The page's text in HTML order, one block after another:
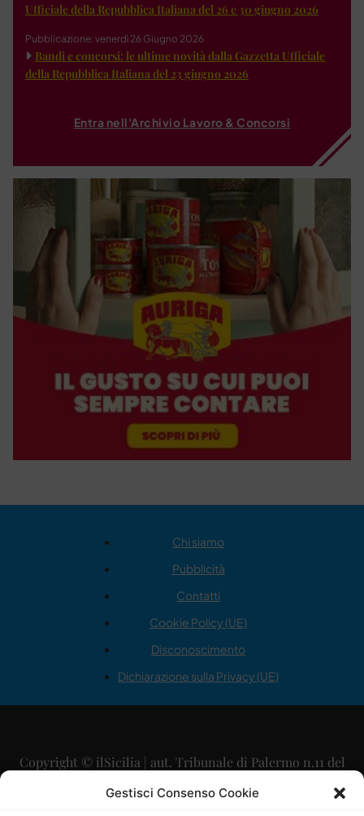
Gestisci Consenso Cookie
Ufficiale della Repubblica Italiana del 26 e 30 giugno 2026
Pubblicazione: venerdì 26 Giugno 2026
Bandi e concorsi: le ultime novità dalla Gazzetta Ufficiale
della Repubblica Italiana del 23 giugno 2026
Entra nell'Archivio Lavoro & Concorsi
Chi siamo
Pubblicità
Contatti
Cookie Policy (UE)
Disconoscimento
Dichiarazione sulla Privacy (UE)
Copyright © ilSicilia | aut. Tribunale di Palermo n.11 del
29/09/2015